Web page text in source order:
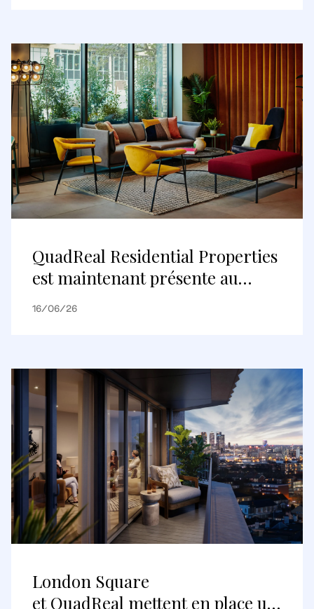
QuadReal Residential Properties
est maintenant présente au
Royaume-Uni
16/06/26
London Square
et QuadReal mettent en place un